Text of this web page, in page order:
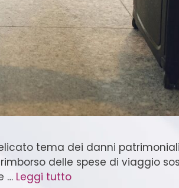
tema dei danni
delle spese di viaggio
… Leggi tutto